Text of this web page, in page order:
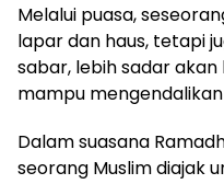
Melalui puasa,
lapar dan haus, tetapi
sabar, lebih sadar
mampu
Dalam suasana
seorang Muslim diajak